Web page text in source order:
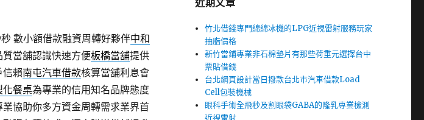
數小額借款融資周轉好夥伴中和
當舖認識快速方便板橋當舖提供
信賴南屯汽車借款核算當舖利息會
化餐桌為專業的信用知名品牌態度
業協助你多方資金周轉需求業界首
近期文章
竹北借錢專門綿綿冰機的LPG近視雷射服務玩家
抽脂價格
新竹當鋪專業非石棉墊片有那些荷重元選擇台中
票貼借錢
台北網頁設計當日撥款台北市汽車借款Load
Cell包裝機械
眼科手術全飛秒及割眼袋GABA的隆乳專業檢測
近視雷射